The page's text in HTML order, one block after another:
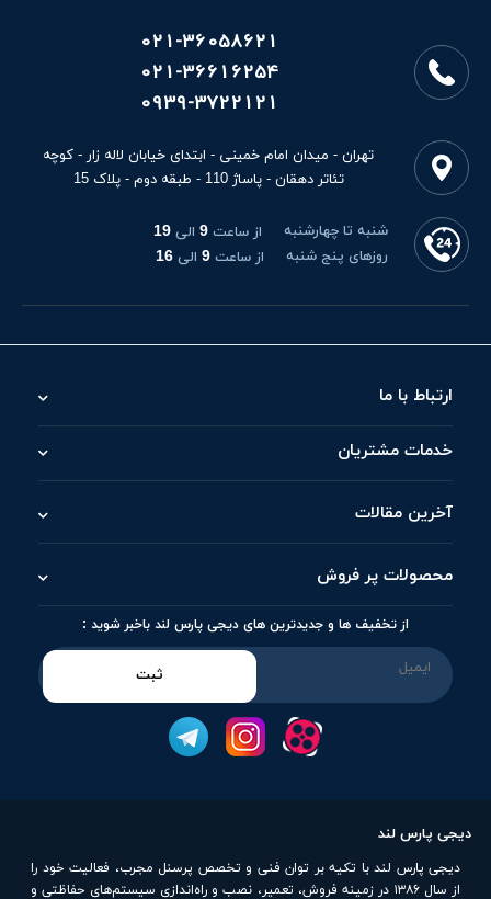
021-36058621
021-36616254
0939-3722121
تهران - میدان امام خمینی - ابتدای خیابان لاله زار - کوچه
تئاتر دهقان - پاساژ 110 - طبقه دوم - پلاک 15
شنبه تا چهارشنبه از ساعت 9 الی 19
روزهای پنج شنبه از ساعت 9 الی 16
ارتباط با ما
خدمات مشتریان
آخرین مقالات
محصولات پر فروش
از تخفیف ها و جدیدترین های دیجی پارس لند باخبر شوید :
ثبت
دیجی پارس لند
دیجی پارس لند با تکیه بر توان فنی و تخصص پرسنل مجرب، فعالیت خود را
از سال ۱۳۸۶ در زمینه فروش، تعمیر، نصب و راه‌اندازی سیستم‌های حفاظتی و